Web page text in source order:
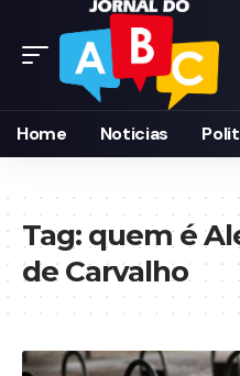
Home Noticias
Tag: quem é
de Carvalho